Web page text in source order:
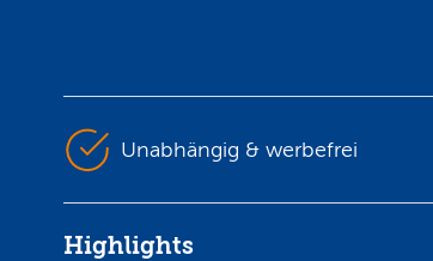
Unabhängig & werbefrei
Highlights